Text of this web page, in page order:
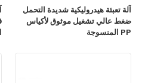
آلة تعبئة هيدروليكية شديدة التحمل
ضغط عالي تشغيل موثوق لأكياس
PP المنسوجة